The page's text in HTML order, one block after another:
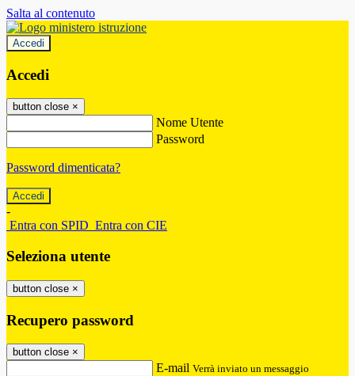
Salta al contenuto
Accedi
Accedi
button close ×
Nome Utente
Password
Password dimenticata?
-
Entra con SPID Entra con CIE
Seleziona utente
button close ×
Recupero password
button close ×
E-mail Verrà inviato un messaggio